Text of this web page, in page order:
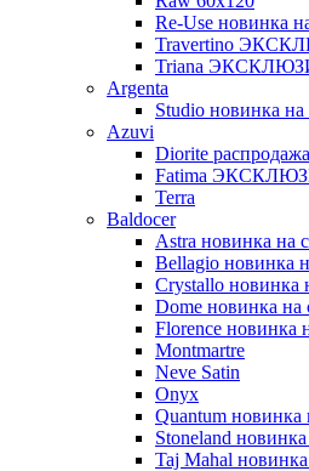
Re-Use новинка
Travertino
Triana
Argenta
Studio новинка на
Azuvi
Diorite распродажа
Fatima
Terra
Baldoсer
Astra новинка на
Bellagio новинка
Crystallo новинка
Dome новинка на
Florence новинка
Montmartre
Neve Satin
Onyx
Quantum новинка
Stoneland
Taj Mahal